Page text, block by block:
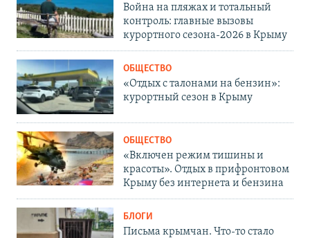
Война на пляжах и тотальный
контроль: главные вызовы
курортного сезона-2026 в Крыму
ОБЩЕСТВО
«Отдых с талонами на бензин»:
курортный сезон в Крыму
ОБЩЕСТВО
«Включен режим тишины и
красоты». Отдых в прифронтовом
Крыму без интернета и бензина
БЛОГИ
Письма крымчан. Что-то стало